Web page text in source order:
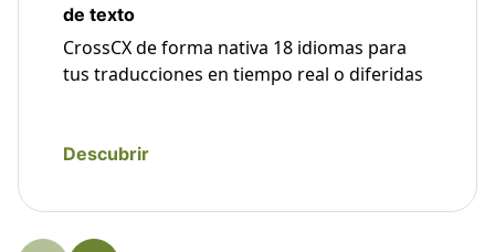
de texto
CrossCX de forma nativa 18 idiomas para
tus traducciones en tiempo real o diferidas
Descubrir